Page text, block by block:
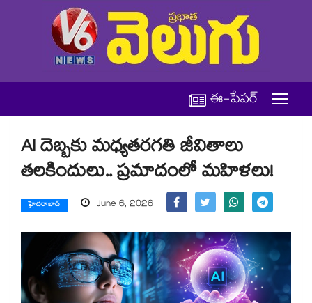
ఈ-పేపర్
AI దెబ్బకు మధ్యతరగతి జీవితాలు
తలకిందులు.. ప్రమాదంలో మహిళలు!
హైదరాబాద్ June 6, 2026